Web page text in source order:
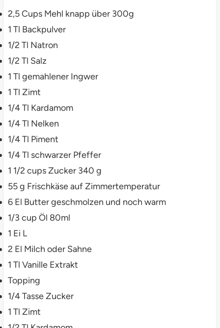
2,5Cups Mehl knapp über 300g
1 Tl Backpulver
1/2 Tl Natron
1/2 Tl Salz
1 Tl gemahlener Ingwer
1 Tl Zimt
1/4Tl Kardamom
1/4Tl Nelken
1/4Tl Piment
1/4Tl schwarzer Pfeffer
1 1/2 cups Zucker 340 g
55g Frischkäse auf Zimmertemperatur
6 El Buttergeschmolzen und noch warm
1/3 cup Öl 80ml
1 Ei L
2 El Milch oder Sahne
1 Tl Vanille Extrakt
Topping
1/4TasseZucker
1 Tl Zimt